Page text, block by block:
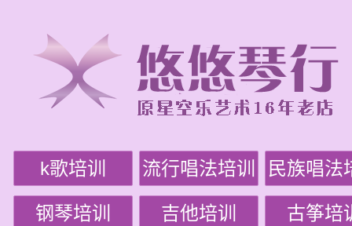
k歌培训 流行唱法培训 民族唱法
钢琴培训 吉他培训 古筝培